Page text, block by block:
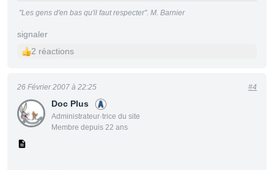
"Les gens d'en bas qu'il faut respecter". M. Barnier
signaler
2 réactions
Doc Plus
Administrateur·trice du site
Membre depuis 22 ans
26 Février 2007 à 22:25 #4